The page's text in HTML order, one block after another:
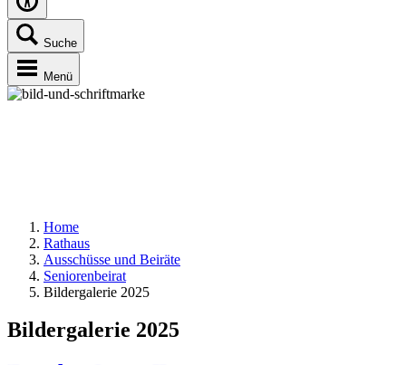
Suche
Menü
Home
Rathaus
Ausschüsse und Beiräte
Seniorenbeirat
Bildergalerie 2025
Bildergalerie 2025